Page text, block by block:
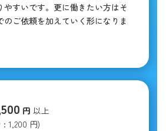
やすいです。更に働きたい方はそ
のご依頼を加えていく形になりま
円 以上
1,200 円)